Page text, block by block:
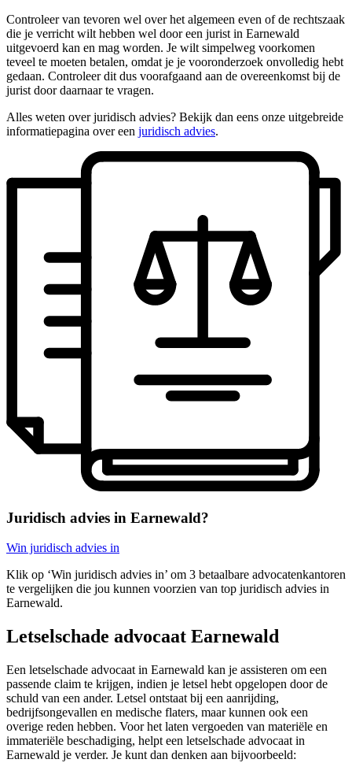
Controleer van tevoren wel over het algemeen even of de rechtszaak
die je verricht wilt hebben wel door een jurist in Earnewald
uitgevoerd kan en mag worden. Je wilt simpelweg voorkomen
teveel te moeten betalen, omdat je je vooronderzoek onvolledig hebt
gedaan. Controleer dit dus voorafgaand aan de overeenkomst bij de
jurist door daarnaar te vragen.
Alles weten over juridisch advies? Bekijk dan eens onze uitgebreide
informatiepagina over een juridisch advies.
Juridisch advies in Earnewald?
Win juridisch advies in
Klik op ‘Win juridisch advies in’ om 3 betaalbare advocatenkantoren
te vergelijken die jou kunnen voorzien van top juridisch advies in
Earnewald.
Letselschade advocaat Earnewald
Een letselschade advocaat in Earnewald kan je assisteren om een
passende claim te krijgen, indien je letsel hebt opgelopen door de
schuld van een ander. Letsel ontstaat bij een aanrijding,
bedrijfsongevallen en medische flaters, maar kunnen ook een
overige reden hebben. Voor het laten vergoeden van materiële en
immateriële beschadiging, helpt een letselschade advocaat in
Earnewald je verder. Je kunt dan denken aan bijvoorbeeld: